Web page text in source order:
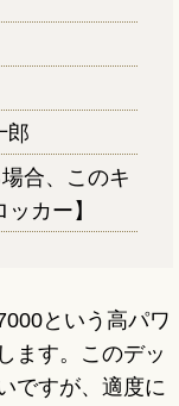
郎
合、このキ
カー】
という高パワ
ます。このデッ
ですが、適度に